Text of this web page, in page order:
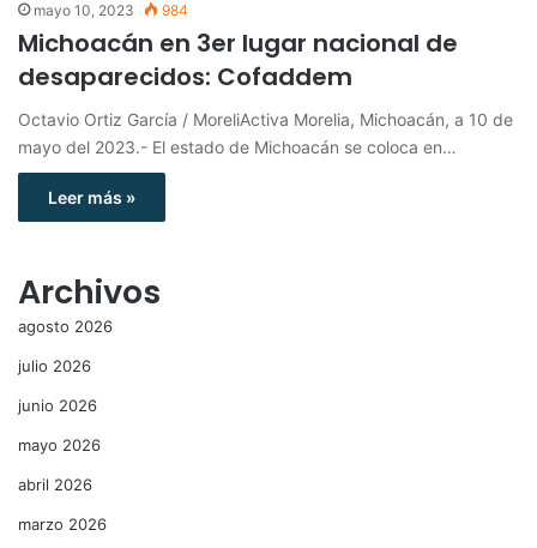
mayo 10, 2023 984
Michoacán en 3er lugar nacional de
desaparecidos: Cofaddem
Octavio Ortiz García / MoreliActiva Morelia, Michoacán, a 10 de
mayo del 2023.- El estado de Michoacán se coloca en…
Leer más »
Archivos
agosto 2026
julio 2026
junio 2026
mayo 2026
abril 2026
marzo 2026